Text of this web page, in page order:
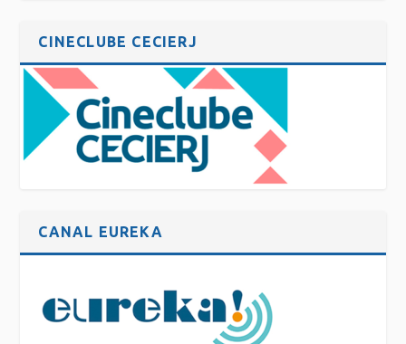
CINECLUBE CECIERJ
CANAL EUREKA